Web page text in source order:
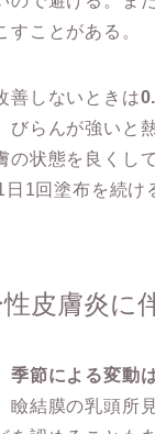
すことがある。
善しないときは
びらんが強いと
の状態を良くし
日1回塗布を続
皮膚炎に
季節による変動
瞼結膜の乳頭所